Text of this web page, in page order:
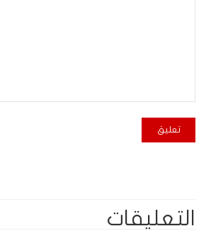
التعليقات